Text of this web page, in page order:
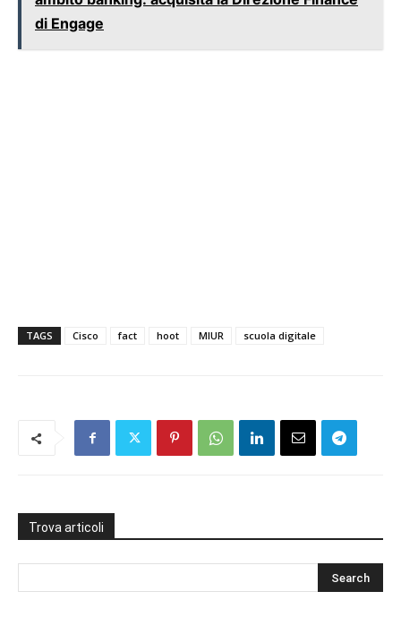
di Engage
TAGS Cisco fact hoot MIUR scuola digitale
Trova articoli